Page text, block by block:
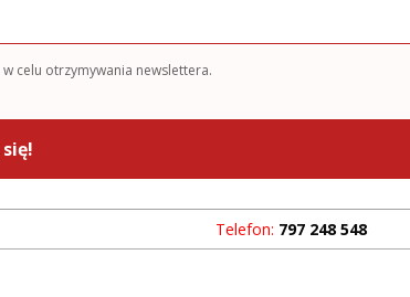
celu otrzymywania newslettera.
Telefon: 797 248 548